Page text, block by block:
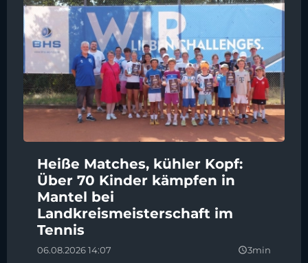
Heiße Matches, kühler Kopf:
Über 70 Kinder kämpfen in
Mantel bei
Landkreismeisterschaft im
Tennis
06.08.2026 14:07 query_builder3min